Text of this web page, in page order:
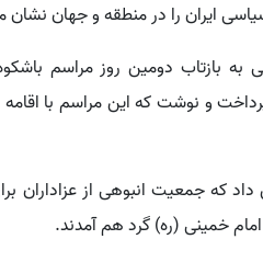
ایران را در منطقه و جهان
به بازتاب دومین روز مراسم
و نوشت که این مراسم با
که جمعیت انبوهی از عزاداران
خمینی (ره) گرد هم آمدند.